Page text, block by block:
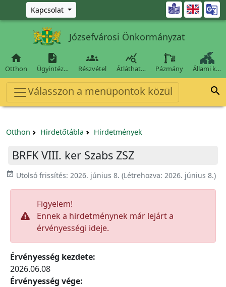
Ugrás a fő tartalomra
Kapcsolat 
Józsefvárosi Önkormányzat

Otthon

Ügyintéz…

Részvétel

Átláthat… Pázmány Állami k…
Válasszon a menüpontok közül 
Otthon Hirdetőtábla Hirdetmények
BRFK VIII. ker Szabs ZSZ
event_available Utolsó frissítés: 2026. június 8. (Létrehozva: 2026. június 8.)
Figyelem!
Ennek a hirdetménynek már lejárt a
érvényességi ideje.
Érvényesség kezdete:
2026.06.08
Érvényesség vége: